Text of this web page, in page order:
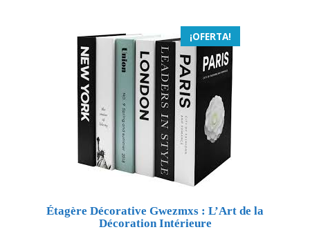
¡OFERTA!
Étagère Décorative Gwezmxs : L’Art de la
Décoration Intérieure